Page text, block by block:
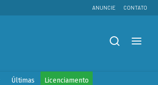
ANUNCIE CONTATO
Últimas Licenciamento